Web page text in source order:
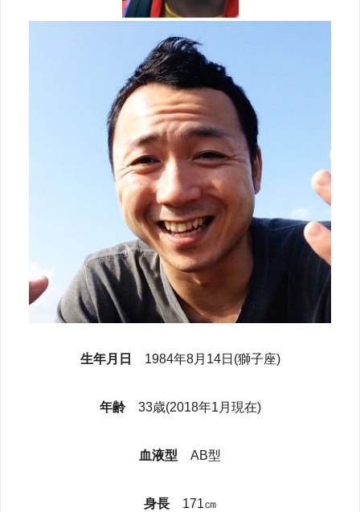
生年月日 1984年8月14日(獅子座)
年齢 33歳(2018年1月現在)
血液型 AB型
身長 171㎝